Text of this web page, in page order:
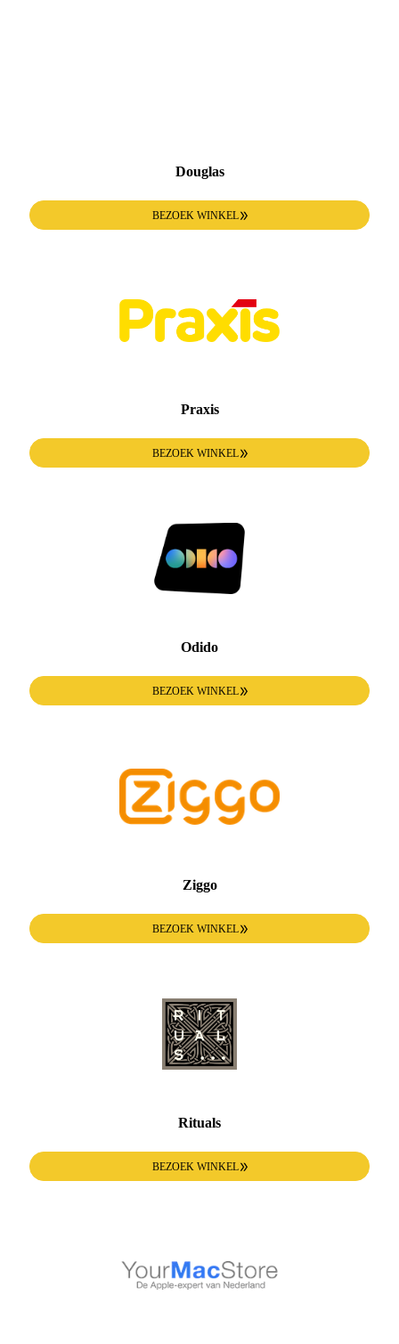
Douglas
BEZOEK WINKEL
Praxis
BEZOEK WINKEL
Odido
BEZOEK WINKEL
Ziggo
BEZOEK WINKEL
Rituals
BEZOEK WINKEL